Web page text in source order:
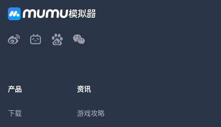
产品
下载
资讯
游戏攻略